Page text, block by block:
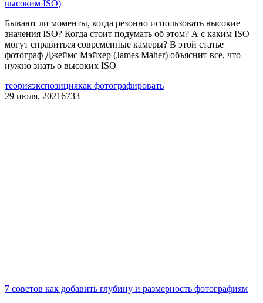
высоким ISO)
Бывают ли моменты, когда резонно использовать высокие
значения ISO? Когда стоит подумать об этом? А с каким ISO
могут справиться современные камеры? В этой статье
фотограф Джеймс Мэйхер (James Maher) объяснит все, что
нужно знать о высоких ISO
теорияэкспозициякак фотографировать
29 июля, 20216733
7 советов как добавить глубину и размерность фотографиям